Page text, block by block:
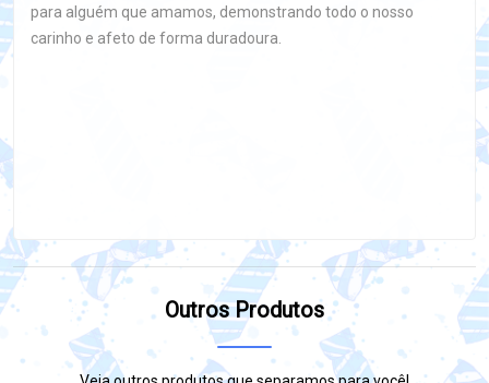
para alguém que amamos, demonstrando todo o nosso
carinho e afeto de forma duradoura.
Outros Produtos